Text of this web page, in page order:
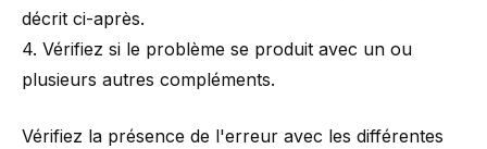
décrit ci-après.
4. Vérifiez si le problème se produit avec un ou
plusieurs autres compléments.
Vérifiez la présence de l'erreur avec les différentes